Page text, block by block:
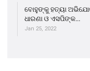
ବୋହୁଙ୍କୁ ହତ୍ୟା
ଧାରଣା ଓ ଏସପିଙ୍କ…
Jan 25, 2022